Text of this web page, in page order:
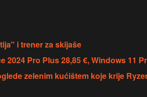
i trener za skijaše
2024 Pro Plus 28,85 €, Windows 11
zelenim kućištem koje krije